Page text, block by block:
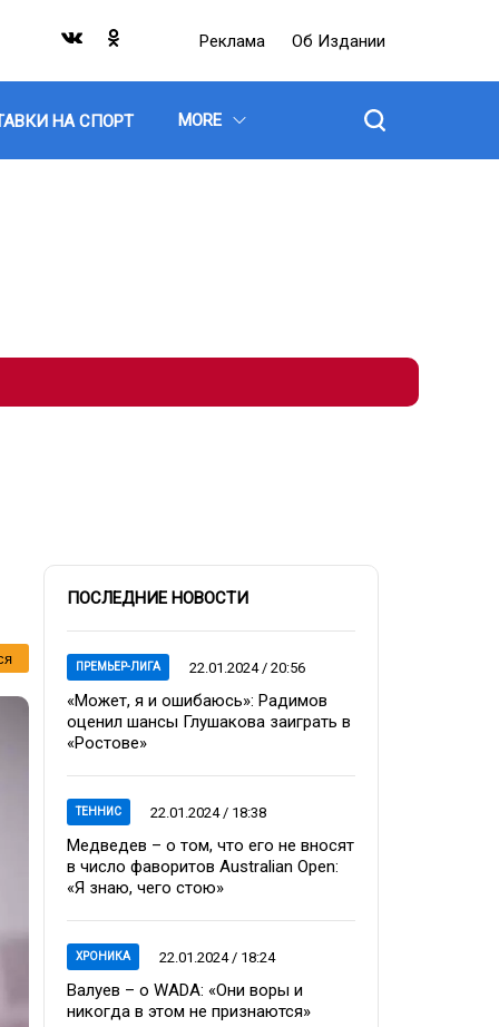
Реклама Об Издании
НА СПОРТ MORE
ПОСЛЕДНИЕ НОВОСТИ
ПРЕМЬЕР-ЛИГА 22.01.2024 / 20:56
«Может, я и ошибаюсь»: Радимов
оценил шансы Глушакова заиграть в
«Ростове»
ТЕННИС 22.01.2024 / 18:38
Медведев – о том, что его не вносят
в число фаворитов Australian Open:
«Я знаю, чего стою»
ХРОНИКА 22.01.2024 / 18:24
Валуев – о WADA: «Они воры и
никогда в этом не признаются»